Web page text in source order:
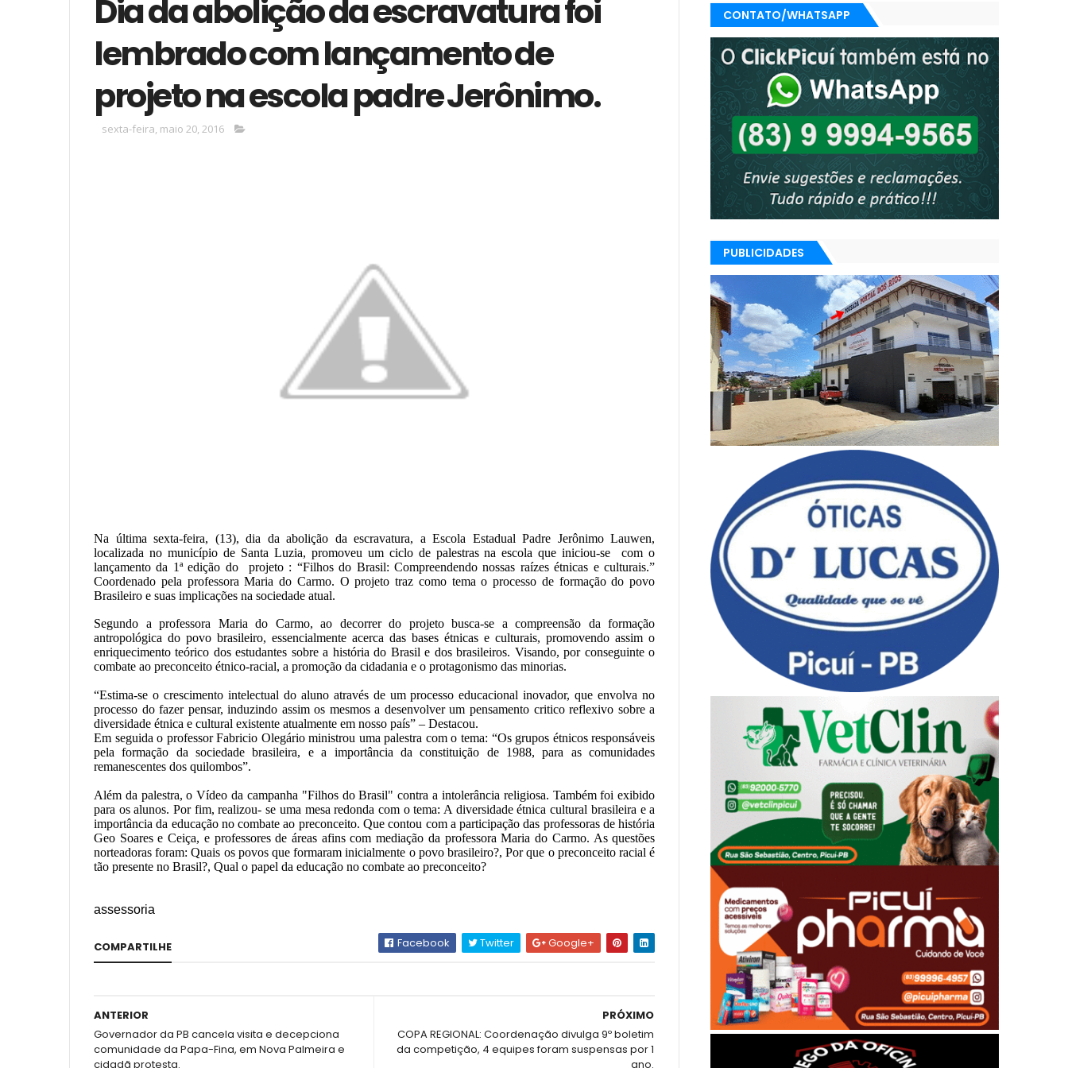
Dia da abolição da escravatura foi
lembrado com lançamento de
projeto na escola padre Jerônimo.
sexta-feira, maio 20, 2016
Na última sexta-feira, (13), dia da abolição da escravatura, a Escola Estadual Padre Jerônimo Lauwen,
localizada no município de Santa Luzia, promoveu um ciclo de palestras na escola que iniciou-se com o
lançamento da 1ª edição do projeto : “Filhos do Brasil: Compreendendo nossas raízes étnicas e culturais.”
Coordenado pela professora Maria do Carmo. O projeto traz como tema o processo de formação do povo
Brasileiro e suas implicações na sociedade atual.
Segundo a professora Maria do Carmo, ao decorrer do projeto busca-se a compreensão da formação
antropológica do povo brasileiro, essencialmente acerca das bases étnicas e culturais, promovendo assim o
enriquecimento teórico dos estudantes sobre a história do Brasil e dos brasileiros. Visando, por conseguinte o
combate ao preconceito étnico-racial, a promoção da cidadania e o protagonismo das minorias.
“Estima-se o crescimento intelectual do aluno através de um processo educacional inovador, que envolva no
processo do fazer pensar, induzindo assim os mesmos a desenvolver um pensamento critico reflexivo sobre a
diversidade étnica e cultural existente atualmente em nosso país” – Destacou.
Em seguida o professor Fabricio Olegário ministrou uma palestra com o tema: “Os grupos étnicos responsáveis
pela formação da sociedade brasileira, e a importância da constituição de 1988, para as comunidades
remanescentes dos quilombos”.
Além da palestra, o Vídeo da campanha "Filhos do Brasil" contra a intolerância religiosa. Também foi exibido
para os alunos. Por fim, realizou- se uma mesa redonda com o tema: A diversidade étnica cultural brasileira e a
importância da educação no combate ao preconceito. Que contou com a participação das professoras de história
Geo Soares e Ceiça, e professores de áreas afins com mediação da professora Maria do Carmo. As questões
norteadoras foram: Quais os povos que formaram inicialmente o povo brasileiro?, Por que o preconceito racial é
tão presente no Brasil?, Qual o papel da educação no combate ao preconceito?
assessoria
COMPARTILHE Facebook Twitter Google+
PRÓXIMO
COPA REGIONAL: Coordenação divulga 9º boletim
da competição, 4 equipes foram suspensas por 1
ano.
ANTERIOR
Governador da PB cancela visita e decepciona
comunidade da Papa-Fina, em Nova Palmeira e
cidadã protesta.
CONTATO/WHATSAPP
PUBLICIDADES